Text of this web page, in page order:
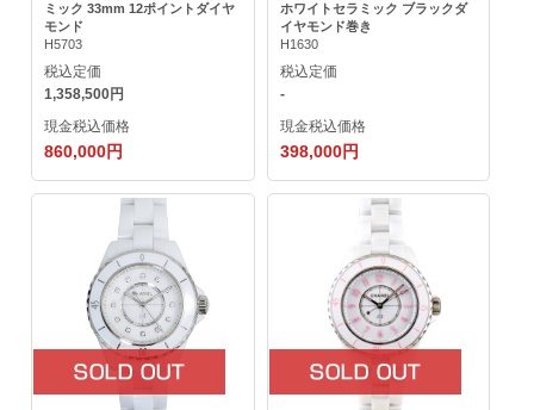
ミック 33mm 12ポイントダイヤ
モンド
H5703
税込定価
1,358,500円
現金税込価格
860,000円
ホワイトセラミック ブラックダ
イヤモンド巻き
H1630
税込定価
-
現金税込価格
398,000円